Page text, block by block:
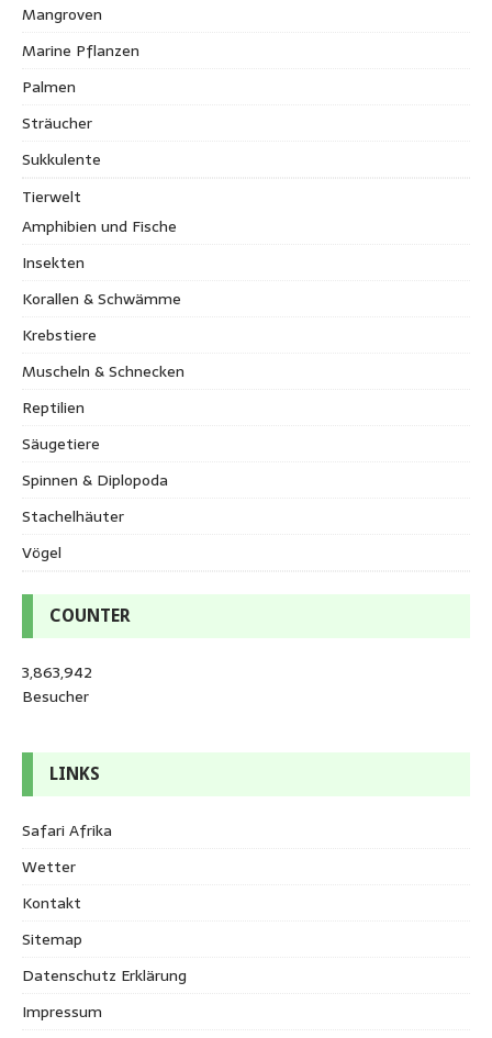
Mangroven
Marine Pflanzen
Palmen
Sträucher
Sukkulente
Tierwelt
Amphibien und Fische
Insekten
Korallen & Schwämme
Krebstiere
Muscheln & Schnecken
Reptilien
Säugetiere
Spinnen & Diplopoda
Stachelhäuter
Vögel
COUNTER
3,863,942
Besucher
LINKS
Safari Afrika
Wetter
Kontakt
Sitemap
Datenschutz Erklärung
Impressum